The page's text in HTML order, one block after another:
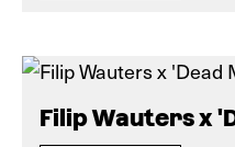
Filip Wauters x